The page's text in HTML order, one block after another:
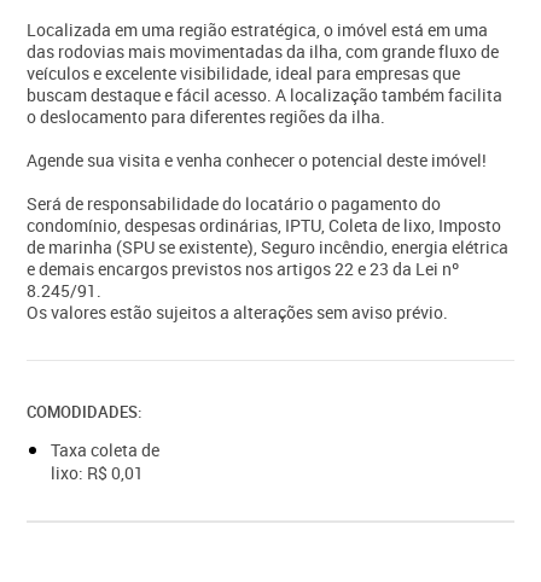
Localizada em uma região estratégica, o imóvel está em uma
das rodovias mais movimentadas da ilha, com grande fluxo de
veículos e excelente visibilidade, ideal para empresas que
buscam destaque e fácil acesso. A localização também facilita
o deslocamento para diferentes regiões da ilha.
Agende sua visita e venha conhecer o potencial deste imóvel!
Será de responsabilidade do locatário o pagamento do
condomínio, despesas ordinárias, IPTU, Coleta de lixo, Imposto
de marinha (SPU se existente), Seguro incêndio, energia elétrica
e demais encargos previstos nos artigos 22 e 23 da Lei nº
8.245/91.
Os valores estão sujeitos a alterações sem aviso prévio.
COMODIDADES:
Taxa coleta de
lixo: R$ 0,01